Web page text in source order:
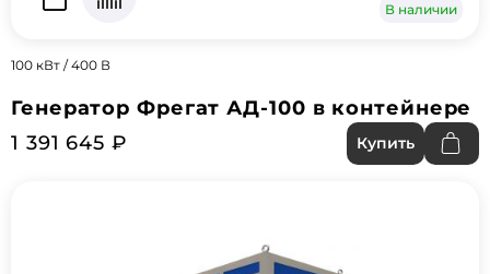
В наличии
100 кВт / 400 В
Генератор Фрегат АД-100 в контейнере
1 391 645 ₽
Купить